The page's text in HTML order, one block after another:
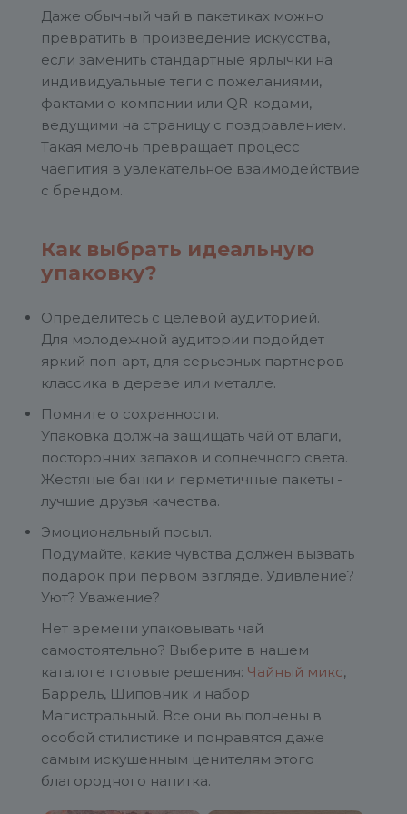
Даже обычный чай в пакетиках можно
превратить в произведение искусства,
если заменить стандартные ярлычки на
индивидуальные теги с пожеланиями,
фактами о компании или QR-кодами,
ведущими на страницу с поздравлением.
Такая мелочь превращает процесс
чаепития в увлекательное взаимодействие
с брендом.
Как выбрать идеальную
упаковку?
Определитесь с целевой аудиторией.
Для молодежной аудитории подойдет
яркий поп-арт, для серьезных партнеров -
классика в дереве или металле.
Помните о сохранности.
Упаковка должна защищать чай от влаги,
посторонних запахов и солнечного света.
Жестяные банки и герметичные пакеты -
лучшие друзья качества.
Эмоциональный посыл.
Подумайте, какие чувства должен вызвать
подарок при первом взгляде. Удивление?
Уют? Уважение?
Нет времени упаковывать чай
самостоятельно? Выберите в нашем
каталоге готовые решения: Чайный микс,
Баррель, Шиповник и набор
Магистральный. Все они выполнены в
особой стилистике и понравятся даже
самым искушенным ценителям этого
благородного напитка.